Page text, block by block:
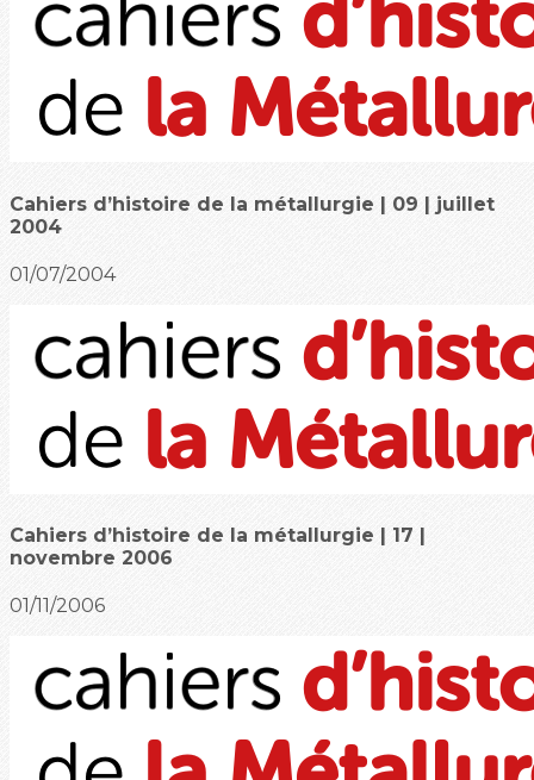
Cahiers d’histoire de la métallurgie | 09 | juillet
2004
01/07/2004
Cahiers d’histoire de la métallurgie | 17 |
novembre 2006
01/11/2006